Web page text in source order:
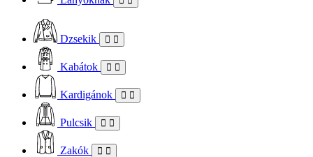
Dzsekik
Kabátok
Kardigánok
Pulcsik
Zakók